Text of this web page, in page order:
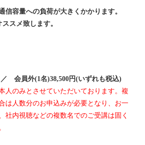
信容量への負荷が大きくかかります。
スメ致します。
会員外(1名)38,500円(いずれも税込)
人のみとさせていただいております。複
は人数分のお申込みが必要となり、お一
社内視聴などの複数名でのご受講は固く